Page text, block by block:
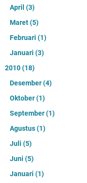
April (3)
Maret(5)
Februari (1)
Januari (3)
2010(18)
Desember(4)
Oktober(1)
September(1)
Agustus(1)
Juli (5)
Juni (5)
Januari (1)